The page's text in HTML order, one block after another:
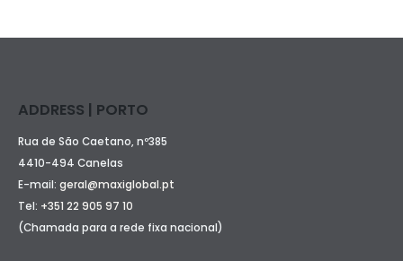
ADDRESS | PORTO
Rua de São Caetano, nº385
4410-494 Canelas
E-mail: geral@maxiglobal.pt
Tel: +351 22 905 97 10
(Chamada para a rede fixa nacional)